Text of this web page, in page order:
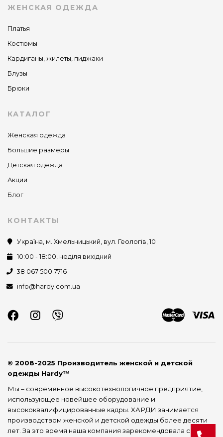
ЖЕНСКАЯ ОДЕЖДА
Платья
Костюмы
Кардиганы, жилеты, пиджаки
Блузы
Брюки
КАТАЛОГ
Женская одежда
Большие размеры
Детская одежда
Акции
Блог
КОНТАКТЫ
Україна, м. Хмельницький, вул. Геологів, 10
10:00 - 18:00, неділя вихідний
38 067 500 7716
info@hardy.com.ua
© 2008-2025 Производитель женской и детской
одежды Hardy™
Мы – современное высокотехнологичное предприятие,
использующее новейшее оборудование и
высококвалифицированные кадры. ХАРДИ занимается
производством женской и детской одежды более десяти
лет. За это время наша компания зарекомендовала себя как